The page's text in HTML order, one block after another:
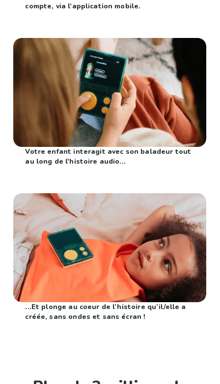
compte, via l’application mobile.
Votre enfant interagit avec son baladeur tout
au long de l'histoire audio...
...Et plonge au coeur de l’histoire qu’il/elle a
créée, sans ondes et sans écran !